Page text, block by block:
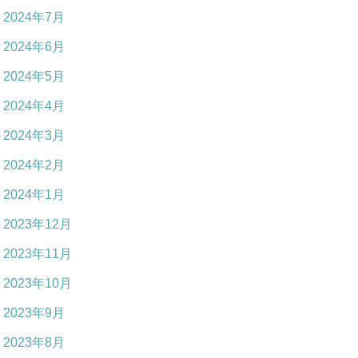
2024年7月
2024年6月
2024年5月
2024年4月
2024年3月
2024年2月
2024年1月
2023年12月
2023年11月
2023年10月
2023年9月
2023年8月